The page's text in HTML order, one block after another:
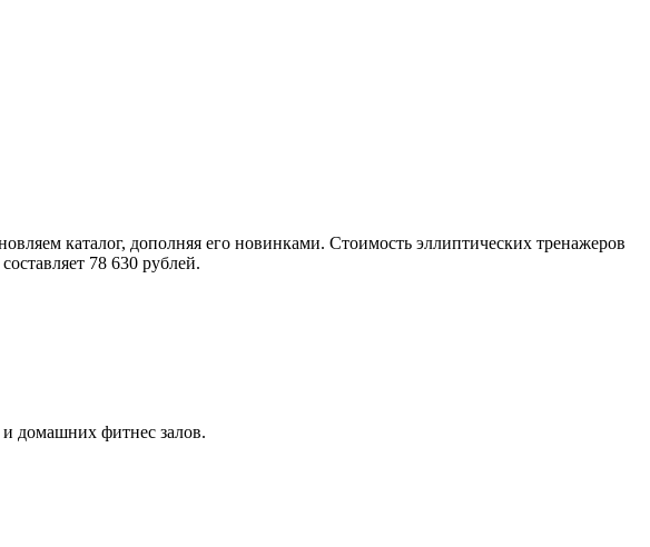
каталог, дополняя его новинками. Стоимость эллиптических тренажеров
78 630 рублей.
домашних фитнес залов.